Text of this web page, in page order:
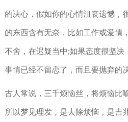
的决心，假如你的心情沮丧遗憾，
的东西含有无奈，比如工作或爱情
不舍，在迟疑当中;如果态度很坚决
事情已经不留恋了，而且要抛弃的
古人常说，三千烦恼丝，将烦恼比
所以梦见理发，是去除烦恼，是吉兆